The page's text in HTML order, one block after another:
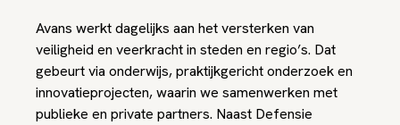
Avans werkt dagelijks aan het versterken van
veiligheid en veerkracht in steden en regio’s. Dat
gebeurt via onderwijs, praktijkgericht onderzoek en
innovatieprojecten, waarin we samenwerken met
publieke en private partners. Naast Defensie